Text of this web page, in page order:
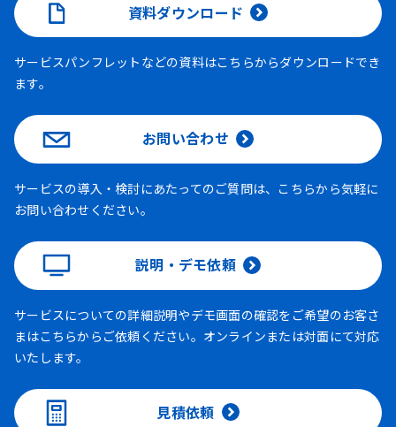
資料ダウンロード
サービスパンフレットなどの資料はこちらからダウンロードでき
ます。
お問い合わせ
サービスの導入・検討にあたってのご質問は、こちらから気軽に
お問い合わせください。
説明・デモ依頼
サービスについての詳細説明やデモ画面の確認をご希望のお客さ
まはこちらからご依頼ください。オンラインまたは対面にて対応
いたします。
見積依頼